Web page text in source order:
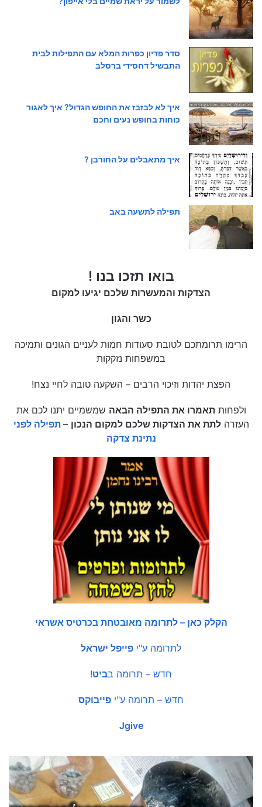
סדר פדיון כפרות המלא עם התפילות לבית
התבשיל דחסידי ברסלב
איך לא לבזבז את החופש הגדול? איך לאגור
כוחות בחופש נעים וחכם
איך מתאבלים על החורבן ?
תפילה לתשעה באב
בואו תזכו בנו !
הצדקות והמעשרות שלכם יגיעו למקום
כשר והגון
הרימו תרומתכם לטובת סעודות חמות לעניים הגונים ותמיכה
במשפחות נזקקות
הפצת יהדות וזיכוי הרבים – השקעה טובה לחיי נצח!
ולפחותתאמרו את התפילה הבאה שמשמיים יתנו לכם את
העזרהלתת את הצדקות שלכם למקום הנכון –תפילה לפני
נתינת צדקה
הקלק כאן – לתרומה מאובטחת בכרטיס אשראי
לתרומה ע"י פייפל ישראל
חדש – תרומה בביט!
חדש – תרומה ע"י פייבוקס
Jgive